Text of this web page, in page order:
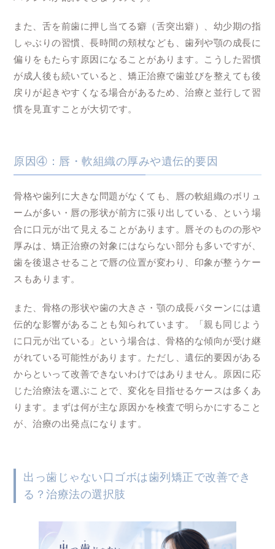
また、舌を前歯に押し当てる癖（舌突出癖）、幼少期の指
しゃぶりの習慣、長時間の頬杖なども、歯列や顎の成長に
偏りをもたらす原因になることがあります。こうした習慣
が成人後も続いていると、矯正治療で歯並びを整えても後
戻りが起きやすくなる場合があるため、治療と並行して習
慣を見直すことが大切です。
原因④：唇・軟組織の厚みや遺伝的要因
骨格や歯列に大きな問題がなくても、唇の軟組織のボリュ
ームが多い・唇の形状が前方に張り出している、という場
合に口元が出て見えることがあります。唇そのものの形や
厚みは、矯正治療の対象にはならない部分も多いですが、
歯を後退させることで唇の位置が変わり、印象が整うケー
スもあります。
また、骨格の形状や歯の大きさ・顎の成長パターンには遺
伝的な影響があることも知られています。「親も同じよう
に口元が出ている」という場合は、骨格的な傾向が受け継
がれている可能性があります。ただし、遺伝的要因がある
からといって改善できないわけではありません。原因に応
じた治療法を選ぶことで、変化を目指せるケースは多くあ
ります。まずは何が主な原因かを検査で明らかにすること
が、治療の出発点になります。
出っ歯じゃない口ゴボは歯列矯正で改善でき
る？治療法の選択肢